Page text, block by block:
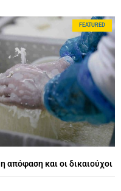
FEATURED
και οι δικαιούχοι